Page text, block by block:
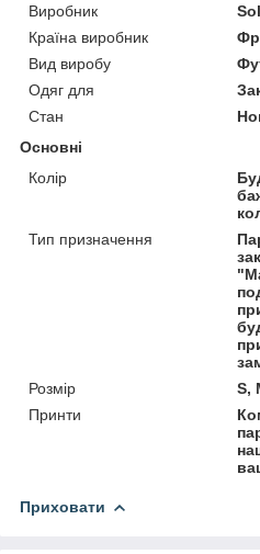
Виробник
Країна виробник
Вид виробу
Одяг для
Стан
Основні
Колір
Тип призначення
Розмір
S,
Принти
Приховати